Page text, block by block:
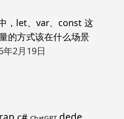
，let、var、const 这
的方式该在什么场景
年2月19日